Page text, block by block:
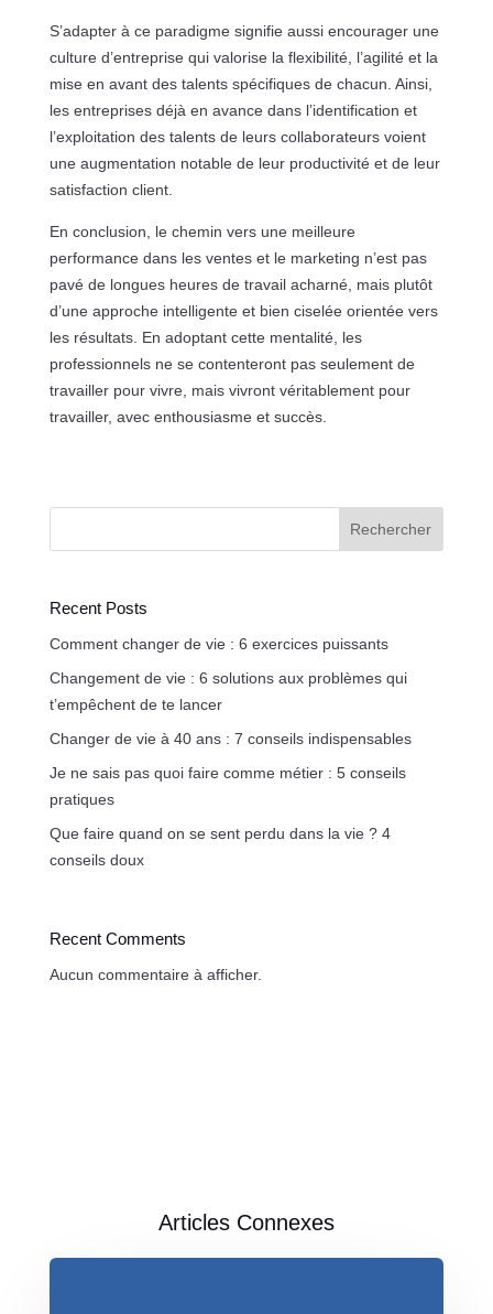
S’adapter à ce paradigme signifie aussi encourager une
culture d’entreprise qui valorise la flexibilité, l’agilité et la
mise en avant des talents spécifiques de chacun. Ainsi,
les entreprises déjà en avance dans l’identification et
l’exploitation des talents de leurs collaborateurs voient
une augmentation notable de leur productivité et de leur
satisfaction client.
En conclusion, le chemin vers une meilleure
performance dans les ventes et le marketing n’est pas
pavé de longues heures de travail acharné, mais plutôt
d’une approche intelligente et bien ciselée orientée vers
les résultats. En adoptant cette mentalité, les
professionnels ne se contenteront pas seulement de
travailler pour vivre, mais vivront véritablement pour
travailler, avec enthousiasme et succès.
Rechercher
Recent Posts
Comment changer de vie : 6 exercices puissants
Changement de vie : 6 solutions aux problèmes qui
t’empêchent de te lancer
Changer de vie à 40 ans : 7 conseils indispensables
Je ne sais pas quoi faire comme métier : 5 conseils
pratiques
Que faire quand on se sent perdu dans la vie ? 4
conseils doux
Recent Comments
Aucun commentaire à afficher.
Articles Connexes